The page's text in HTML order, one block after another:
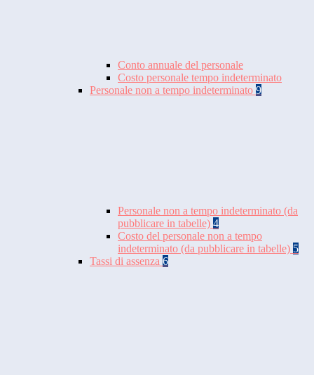
Conto annuale del personale
Costo personale tempo indeterminato
Personale non a tempo indeterminato 9
Personale non a tempo indeterminato (da
pubblicare in tabelle) 4
Costo del personale non a tempo
indeterminato (da pubblicare in tabelle) 5
Tassi di assenza 6